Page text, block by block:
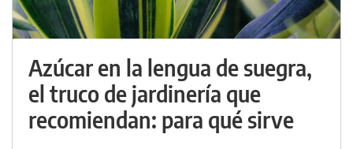
Azúcar en la lengua de suegra,
el truco de jardinería que
recomiendan: para qué sirve